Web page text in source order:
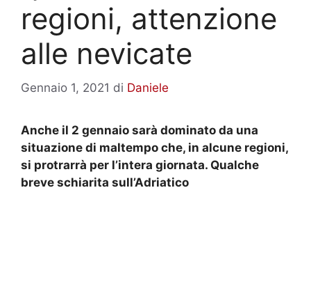
regioni, attenzione
alle nevicate
Gennaio 1, 2021 di Daniele
Anche il 2 gennaio sarà dominato da una
situazione di maltempo che, in alcune regioni,
si protrarrà per l’intera giornata. Qualche
breve schiarita sull’Adriatico